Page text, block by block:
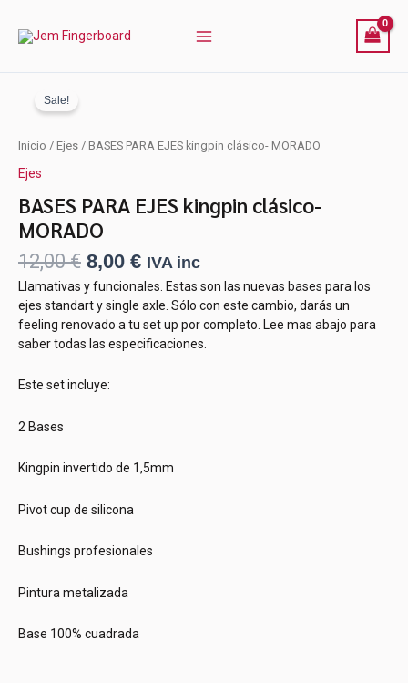
contenido
Sale!
Inicio / Ejes / BASES PARA EJES kingpin clásico- MORADO
Ejes
BASES PARA EJES kingpin clásico-
MORADO
12,00€
El
era:
12,00 €.
8,00 €
El
es:
8,00 €.
IVA inc
Llamativas y funcionales. Estas son las nuevas bases para los
ejes standart y single axle. Sólo con este cambio, darás un
feeling renovado a tu set up por completo. Lee mas abajo para
saber todas las especificaciones.
Este set incluye:
2 Bases
Kingpin invertido de 1,5mm
Pivot cup de silicona
Bushings profesionales
Pintura metalizada
Base 100% cuadrada